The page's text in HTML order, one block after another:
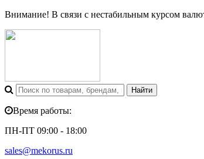
Внимание! В связи с нестабильным курсом
Время работы:
ПН-ПТ 09:00 - 18:00
sales@mekorus.ru